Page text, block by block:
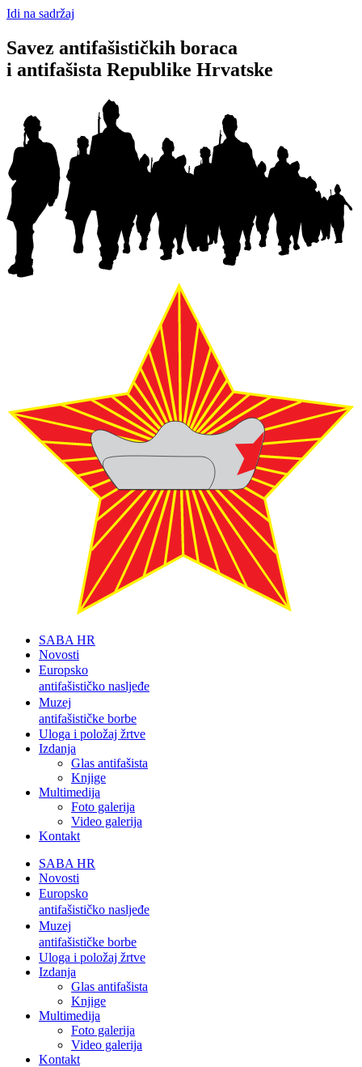
Idi na sadržaj
Savez antifašističkih boraca
i antifašista Republike Hrvatske
SABA HR
Novosti
Europsko
antifašističko nasljeđe
Muzej
antifašističke borbe
Uloga i položaj žrtve
Izdanja
Glas antifašista
Knjige
Multimedija
Foto galerija
Video galerija
Kontakt
SABA HR
Novosti
Europsko
antifašističko nasljeđe
Muzej
antifašističke borbe
Uloga i položaj žrtve
Izdanja
Glas antifašista
Knjige
Multimedija
Foto galerija
Video galerija
Kontakt